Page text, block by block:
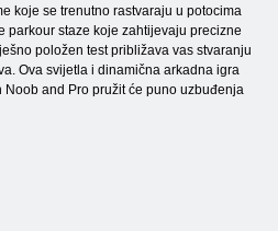
koje se trenutno rastvaraju u potocima
parkour staze koje zahtijevaju precizne
položen test približava vas stvaranju
Ova svijetla i dinamična arkadna igra
and Pro pružit će puno uzbuđenja